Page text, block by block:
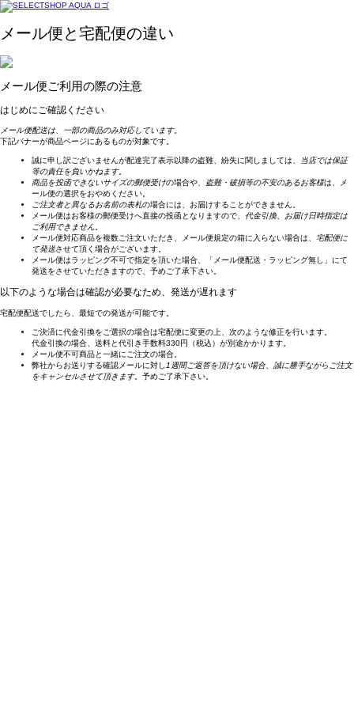
メール便と宅配便の違い
メール便ご利用の際の注意
はじめにご確認ください
メール便配送は、一部の商品のみ対応しています。
下記バナーが商品ページにあるものが対象です。
誠に申し訳ございませんが配達完了表示以降の盗難、紛失に関しましては、
当店では保証
等の責任を負いかねます。
商品を投函できないサイズの郵便受けの場合や、 盗難・破損等の不安のあるお客様は、メ
ール便の選択をおやめください。
ご注文者と異なるお名前の表札の場合には、お届けすることができません。
メール便はお客様の郵便受けへ直接の投函となりますので、 代金引換、お届け日時指定は
ご利用できません。
メール便対応商品を複数ご注文いただき、メール便規定の箱に入らない場合は、 宅配便に
て発送させて頂く場合がございます。
メール便はラッピング不可で指定を頂いた場合、「メール便配送・ラッピング無し」にて
発送をさせていただきますので、予めご了承下さい。
以下のような場合は確認が必要なため、発送が遅れます
宅配便配送でしたら、最短での発送が可能です。
ご決済に代金引換をご選択の場合は宅配便に変更の上、次のような修正を行います。
代金引換の場合、送料と代引き手数料330円（税込）が別途かかります。
メール便不可商品と一緒にご注文の場合。
弊社からお送りする確認メールに対し 1週間ご返答を頂けない場合、誠に勝手ながらご注文
をキャンセルさせて頂きます。予めご了承下さい。